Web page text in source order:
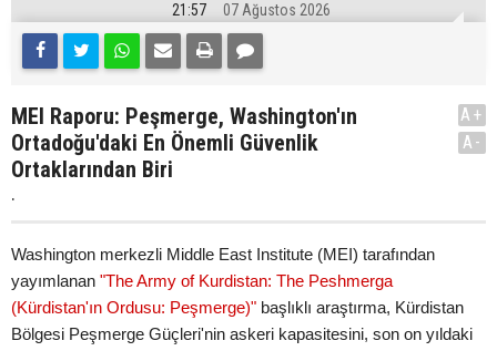
21:57 07 Ağustos 2026
MEI Raporu: Peşmerge, Washington'ın
Ortadoğu'daki En Önemli Güvenlik
Ortaklarından Biri
.
A+
A-
Washington merkezli Middle East Institute (MEI) tarafından
yayımlanan "The Army of Kurdistan: The Peshmerga
(Kürdistan'ın Ordusu: Peşmerge)" başlıklı araştırma, Kürdistan
Bölgesi Peşmerge Güçleri'nin askeri kapasitesini, son on yıldaki